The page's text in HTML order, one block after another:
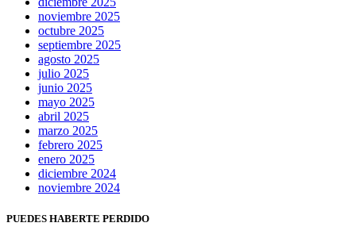
noviembre 2025
octubre 2025
septiembre 2025
agosto 2025
julio 2025
junio 2025
mayo 2025
abril 2025
marzo 2025
febrero 2025
enero 2025
diciembre 2024
noviembre 2024
PUEDES HABERTE PERDIDO